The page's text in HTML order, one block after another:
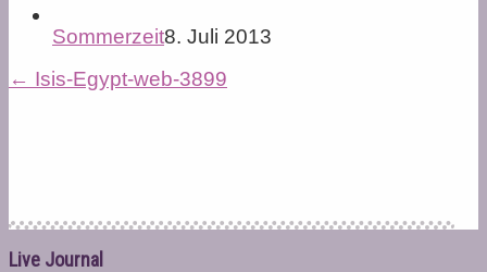
Sommerzeit8. Juli 2013
← Isis-Egypt-web-3899
Live Journal